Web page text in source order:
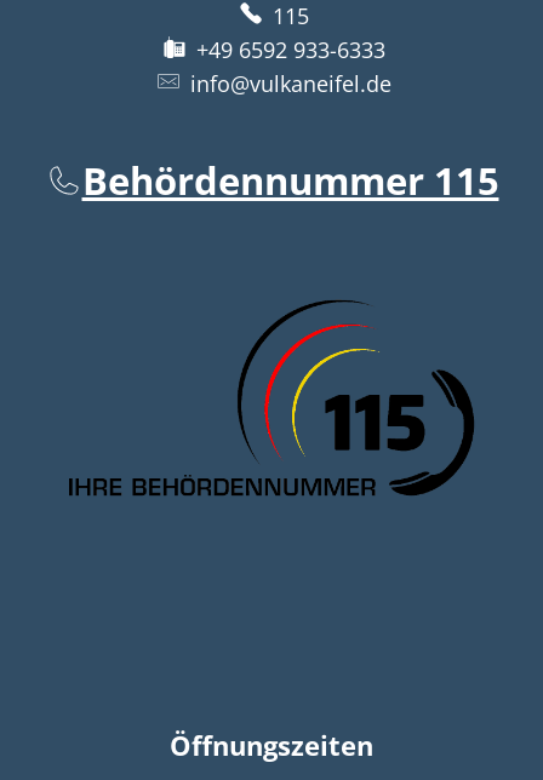
115
+49 6592 933-6333
info@vulkaneifel.de
Behördennummer 115
Öffnungszeiten